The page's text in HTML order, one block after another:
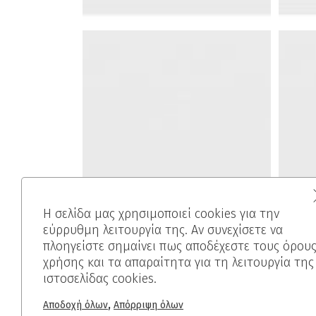
Η σελίδα μας χρησιμοποιεί cookies για την
εύρρυθμη λειτουργία της. Αν συνεχίσετε να
πλοηγείστε σημαίνει πως αποδέχεστε τους όρους
χρήσης και τα απαραίτητα για τη λειτουργία της
ιστοσελίδας cookies.
Αποδοχή όλων, Απόρριψη όλων